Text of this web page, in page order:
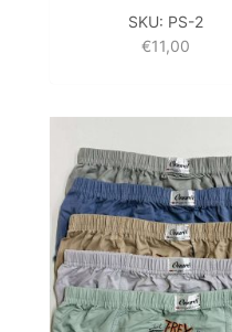
SKU: PS-2
€11,00